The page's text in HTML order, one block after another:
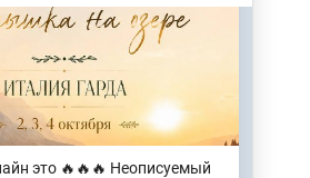
это 🔥🔥🔥 Неописуемый